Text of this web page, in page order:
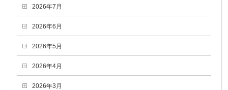
2026年7月
2026年6月
2026年5月
2026年4月
2026年3月